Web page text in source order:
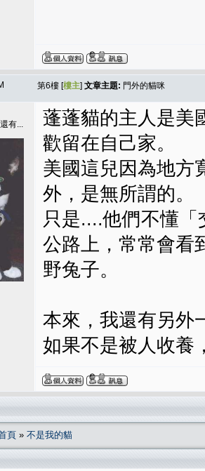
第6樓 [樓主] 文章主題: 門外的貓咪
有...
蓬蓬貓的主人是美
歡留在自己家。
美國這兒因為地方
外，是無所謂的。
只是....他們不懂
公路上，常常會看
野兔子。
本來，我還有另外
如果不是被人收養
頁 » 不是我的貓